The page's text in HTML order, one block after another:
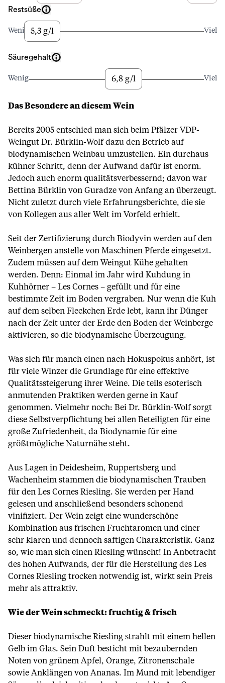
Restsüße
Wenig 5,3 g/l Viel
Säuregehalt
Wenig 6,8 g/l Viel
Das Besondere an diesem Wein
Bereits 2005 entschied man sich beim Pfälzer VDP-
Weingut Dr. Bürklin-Wolf dazu den Betrieb auf
biodynamischen Weinbau umzustellen. Ein durchaus
kühner Schritt, denn der Aufwand dafür ist enorm.
Jedoch auch enorm qualitätsverbessernd; davon war
Bettina Bürklin von Guradze von Anfang an überzeugt.
Nicht zuletzt durch viele Erfahrungsberichte, die sie
von Kollegen aus aller Welt im Vorfeld erhielt.
Seit der Zertifizierung durch Biodyvin werden auf den
Weinbergen anstelle von Maschinen Pferde eingesetzt.
Zudem müssen auf dem Weingut Kühe gehalten
werden. Denn: Einmal im Jahr wird Kuhdung in
Kuhhörner – Les Cornes – gefüllt und für eine
bestimmte Zeit im Boden vergraben. Nur wenn die Kuh
auf dem selben Fleckchen Erde lebt, kann ihr Dünger
nach der Zeit unter der Erde den Boden der Weinberge
aktivieren, so die biodynamische Überzeugung.
Was sich für manch einen nach Hokuspokus anhört, ist
für viele Winzer die Grundlage für eine effektive
Qualitätssteigerung ihrer Weine. Die teils esoterisch
anmutenden Praktiken werden gerne in Kauf
genommen. Vielmehr noch: Bei Dr. Bürklin-Wolf sorgt
diese Selbstverpflichtung bei allen Beteiligten für eine
große Zufriedenheit, da Biodynamie für eine
größtmögliche Naturnähe steht.
Aus Lagen in Deidesheim, Ruppertsberg und
Wachenheim stammen die biodynamischen Trauben
für den Les Cornes Riesling. Sie werden per Hand
gelesen und anschließend besonders schonend
vinifiziert. Der Wein zeigt eine wunderschöne
Kombination aus frischen Fruchtaromen und einer
sehr klaren und dennoch saftigen Charakteristik. Ganz
so, wie man sich einen Riesling wünscht! In Anbetracht
des hohen Aufwands, der für die Herstellung des Les
Cornes Riesling trocken notwendig ist, wirkt sein Preis
mehr als attraktiv.
Wie der Wein schmeckt: fruchtig & frisch
Dieser biodynamische Riesling strahlt mit einem hellen
Gelb im Glas. Sein Duft besticht mit bezaubernden
Noten von grünem Apfel, Orange, Zitronenschale
sowie Anklängen von Ananas. Im Mund mit lebendiger